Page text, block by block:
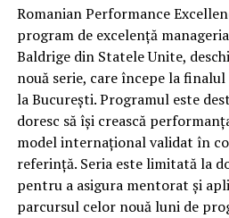
Romanian Performance
program de excelență
Baldrige din Statele Unite,
nouă serie, care începe la
la București. Programul este
doresc să își crească
model internațional validat în
referință. Seria este limitată la
pentru a asigura mentorat și
parcursul celor nouă luni de